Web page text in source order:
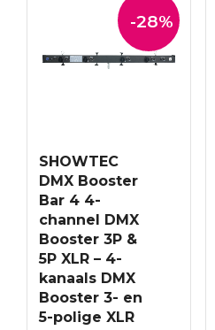
-28%
SHOWTEC
DMX Booster
Bar 4 4-
channel DMX
Booster 3P &
5P XLR – 4-
kanaals DMX
Booster 3- en
5-polige XLR